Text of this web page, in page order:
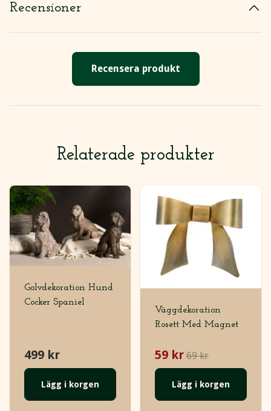
Recensioner
Recensera produkt
Relaterade produkter
Golvdekoration Hund
Cocker Spaniel
499 kr
Lägg i korgen
Väggdekoration
Rosett Med Magnet
59 kr 69 kr
Lägg i korgen